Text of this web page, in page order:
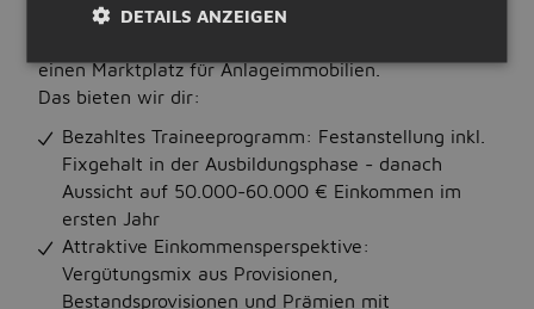
auf mittelständischen Unternehmen. Zudem
einen Marktplatz für Anlageimmobilien.
Das bieten wir dir:
Bezahltes Traineeprogramm: Festanstellung inkl.
Fixgehalt in der Ausbildungsphase - danach
Aussicht auf 50.000-60.000 € Einkommen im
ersten Jahr
Attraktive Einkommensperspektive:
Vergütungsmix aus Provisionen,
Bestandsprovisionen und Prämien mit
Nach Stellenangeboten suchen
Jobs nach Berufsfeld
Jobs nach Anstellungsart
Jobs nach Bildungsstand
DETAILS ANZEIGEN